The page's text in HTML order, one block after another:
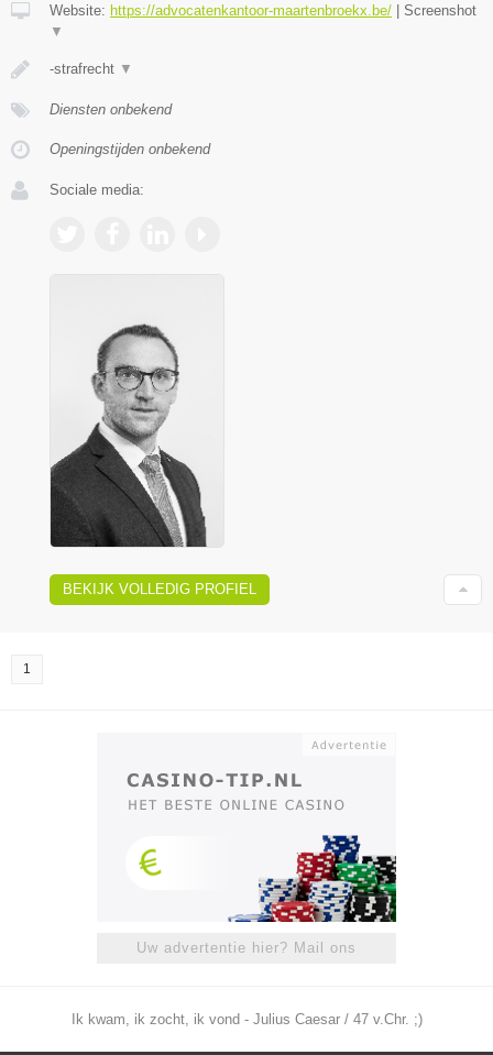
Website: https://advocatenkantoor-maartenbroekx.be/ | Screenshot
▼
-strafrecht ▼
Diensten onbekend
Openingstijden onbekend
Sociale media:
BEKIJK VOLLEDIG PROFIEL
1
Uw advertentie hier? Mail ons
Ik kwam, ik zocht, ik vond - Julius Caesar / 47 v.Chr. ;)